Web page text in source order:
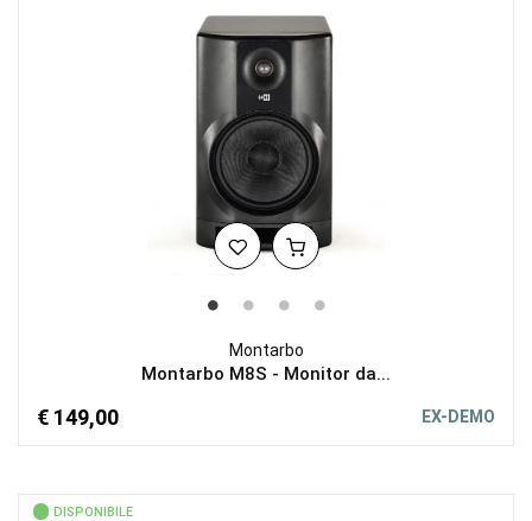
Montarbo
Montarbo M8S - Monitor da...
€ 149,00 EX-DEMO
DISPONIBILE